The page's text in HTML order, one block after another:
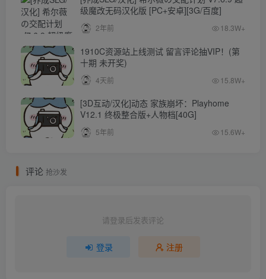
级魔改无码汉化版 [PC+安卓][3G/百度]
2年前 18.3W+
1910C资源站上线测试 留言评论抽VIP！(第
十期 未开奖)
4天前 15.8W+
[3D互动/汉化]动态 家族崩坏：Playhome
V12.1 终极整合版+人物档[40G]
5年前 15.6W+
评论 抢沙发
请登录后发表评论
登录 注册